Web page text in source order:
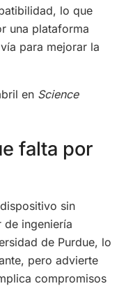
lo que
una plataforma
para mejorar la
en Science
falta por
sin
de ingeniería
de Purdue, lo
pero advierte
compromisos